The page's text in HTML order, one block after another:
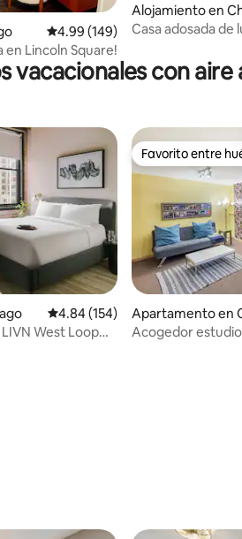
reseñas
Calificación promedio: 4.99 de
4.99 (149)
en Lincoln Square!
Alojamiento en
Casa adosada de
vacacionales con
reseñas
Calificación promedio: 4.84 de
4.84 (154)
West Loop
Favorito entre
Favorito entre
Apartamento en
Acogedor estudio